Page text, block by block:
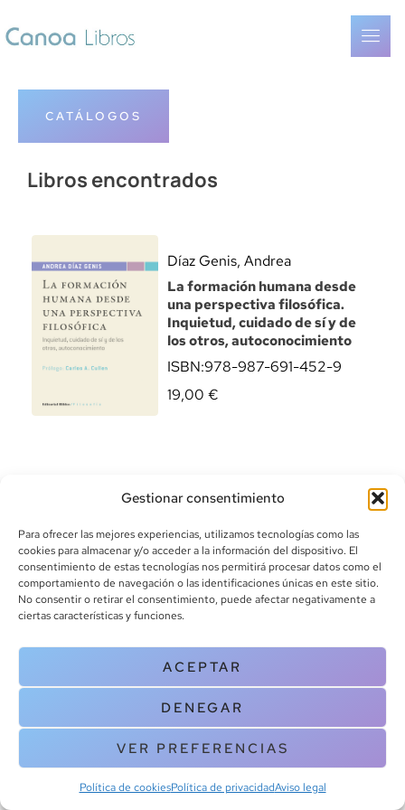
Gestionar consentimiento
Para ofrecer las mejores experiencias, utilizamos tecnologías como las
cookies para almacenar y/o acceder a la información del dispositivo. El
consentimiento de estas tecnologías nos permitirá procesar datos como el
comportamiento de navegación o las identificaciones únicas en este sitio.
No consentir o retirar el consentimiento, puede afectar negativamente a
ciertas características y funciones.
ACEPTAR
DENEGAR
VER PREFERENCIAS
Política de cookiesPolítica de privacidadAviso legal
CATÁLOGOS
Libros encontrados
Díaz Genis, Andrea
La formación humana desde
una perspectiva filosófica.
Inquietud, cuidado de sí y de
los otros, autoconocimiento
ISBN:978-987-691-452-9
19,00 €
info@canoalibros.com
pedidos@canoalibros.com
+34 934 242 391
CONTACTO
Copyright © 2025 Canoa Libros. All Rights Reserved |
cookies
| Aviso legal